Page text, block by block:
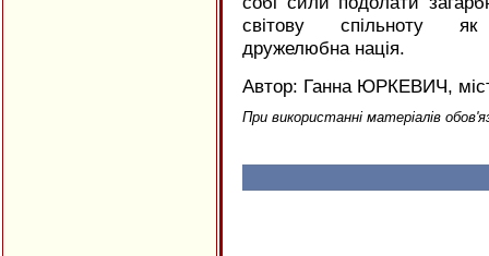
світову спільноту
дружелюбна нація.
Автор: Ганна ЮРКЕВИЧ,
При використанні матеріалів